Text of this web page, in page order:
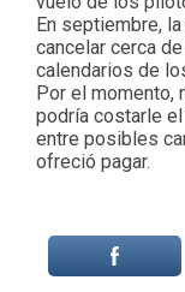
En septiembre,
cancelar cerca
calendarios de
Por el momento,
podría costarle
entre posibles
ofreció pagar.